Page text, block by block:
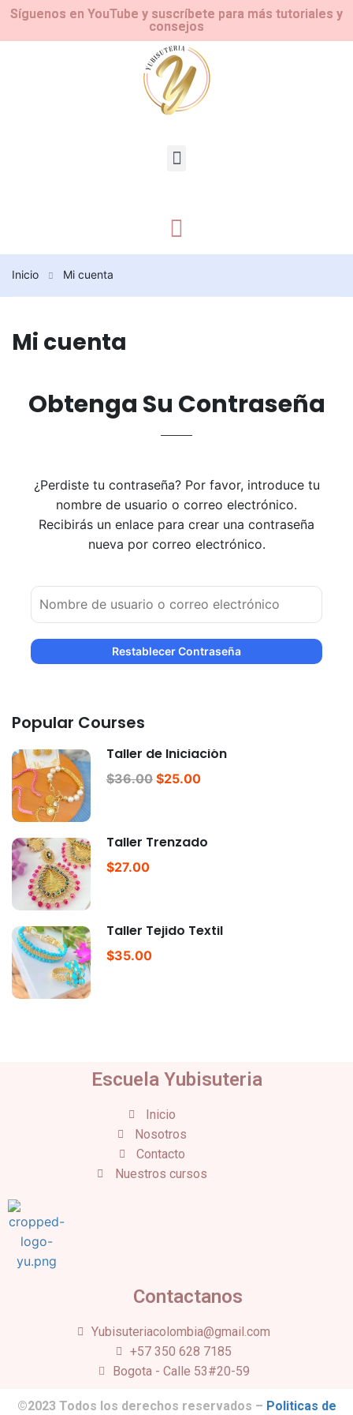
Síguenos en YouTube y suscríbete para más tutoriales y
consejos
Inicio Mi cuenta
Mi cuenta
Obtenga Su Contraseña
¿Perdiste tu contraseña? Por favor, introduce tu
nombre de usuario o correo electrónico.
Recibirás un enlace para crear una contraseña
nueva por correo electrónico.
Popular Courses
Taller de Iniciación
$36.00 $25.00
Taller Trenzado
$27.00
Taller Tejido Textil
$35.00
Escuela Yubisuteria
Inicio
Nosotros
Contacto
Nuestros cursos
Contactanos
Yubisuteriacolombia@gmail.com
+57 350 628 7185
Bogota - Calle 53#20-59
©2023 Todos los derechos reservados – Politicas de